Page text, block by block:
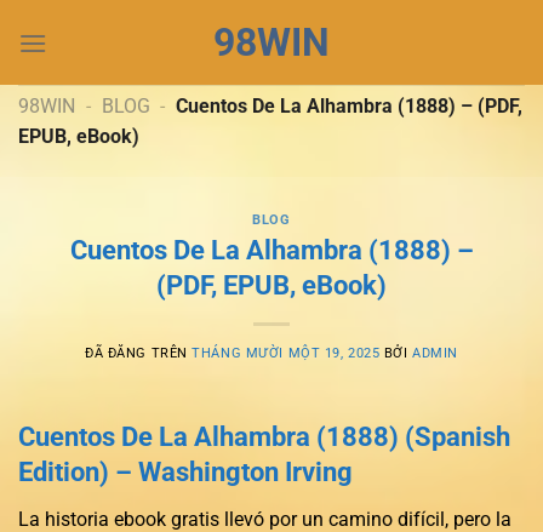
đến
dung
98WIN
98WIN - BLOG - Cuentos De La Alhambra (1888) – (PDF,
EPUB, eBook)
BLOG
Cuentos De La Alhambra (1888) –
(PDF, EPUB, eBook)
ĐÃ ĐĂNG TRÊNTHÁNG MƯỜI MỘT 19, 2025 BỞIADMIN
Cuentos De La Alhambra (1888) (Spanish
Edition) – Washington Irving
La historia ebook gratis llevó por un camino difícil, pero la